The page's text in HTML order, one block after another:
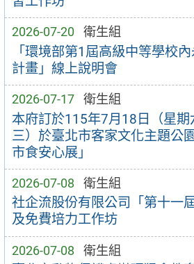
2026-07-20 衛生組
「環境部第1屆高級中等學校
計畫」線上說明會
2026-07-17 衛生組
本府訂於115年7月18日（星
三）於臺北市客家文化主題公
市食安心展」
2026-07-08 衛生組
社企流股份有限公司「第十一
及免費培力工作坊
2026-07-08 衛生組